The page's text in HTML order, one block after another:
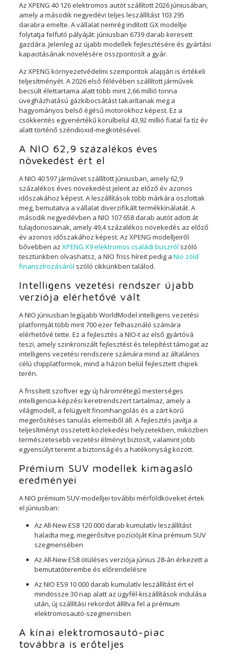
Az XPENG 40 126 elektromos autót szállított 2026 júniusában,
amely a második negyedévi teljes leszállítást 103 295
darabra emelte. A vállalat nemrég indított GX modellje
folytatja felfutó pályáját: júniusban 6739 darab keresett
gazdára. Jelenleg az újabb modellek fejlesztésére és gyártási
kapacitásának növelésére összpontosít a gyár.
Az XPENG környezetvédelmi szempontok alapján is értékeli
teljesítményét. A 2026 első félévében szállított járművek
becsült élettartama alatt több mint 2,66 millió tonna
üvegházhatású gázkibocsátást takarítanak meg a
hagyományos belső égésű motorokhoz képest. Ez a
csökkentés egyenértékű körülbelül 43,92 millió fiatal fa tíz év
alatt történő széndioxid-megkötésével.
A NIO 62,9 százalékos éves
növekedést ért el
A NIO 40 597 járművet szállított júniusban, amely 62,9
százalékos éves növekedést jelent az előző év azonos
időszakához képest. A leszállítások több márkára oszlottak
meg, bemutatva a vállalat diverzifikált termékkínálatát. A
második negyedévben a NIO 107 658 darab autót adott át
tulajdonosainak, amely 49,4 százalékos növekedés az előző
év azonos időszakához képest. Az XPENG modelljeiről
bővebben az XPENG X9 elektromos családi buszról szóló
tesztünkben olvashatsz, a NIO friss híreit pedig a Nio zöld
finanszírozásáról szóló cikkünkben találod.
Intelligens vezetési rendszer újabb
verziója elérhetővé vált
A NIO júniusban legújabb WorldModel intelligens vezetési
platformját több mint 700 ezer felhasználó számára
elérhetővé tette. Ez a fejlesztés a NIO-t az első gyártóvá
teszi, amely szinkronizált fejlesztést és telepítést támogat az
intelligens vezetési rendszere számára mind az általános
célú chipplatformok, mind a házon belül fejlesztett chipek
terén.
A frissített szoftver egy új háromrétegű mesterséges
intelligencia-képzési keretrendszert tartalmaz, amely a
világmodell, a felügyelt finomhangolás és a zárt körű
megerősítéses tanulás elemeiből áll. A fejlesztés javítja a
teljesítményt összetett közlekedési helyzetekben, miközben
természetesebb vezetési élményt biztosít, valamint jobb
egyensúlyt teremt a biztonság és a hatékonyság között.
Prémium SUV modellek kimagasló
eredményei
A NIO prémium SUV-modelljei további mérföldköveket értek
el júniusban:
Az All-New ES8 120 000 darab kumulatív leszállítást
haladta meg, megerősítve pozícióját Kína prémium SUV
szegmensében
Az All-New ES8 ötüléses verziója június 28-án érkezett a
bemutatóterembe és előrendelésre
Az NIO ES9 10 000 darab kumulatív leszállítást ért el
mindössze 30 nap alatt az ügyfél-kiszállítások indulása
után, új szállítási rekordot állítva fel a prémium
elektromosautó-szegmensben
A kínai elektromosautó-piac
továbbra is erőteljes